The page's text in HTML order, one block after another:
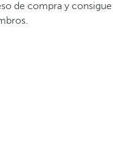
de compra y consigue